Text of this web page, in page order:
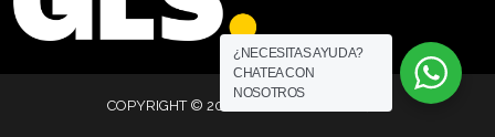
COPYRIGHT © 2026 MERICRISATELIER, SL
¿NECESITAS AYUDA?
CHATEA CON
NOSOTROS